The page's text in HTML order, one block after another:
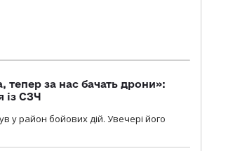
тепер за нас бачать дрони»:
із СЗЧ
у район бойових дій. Увечері його